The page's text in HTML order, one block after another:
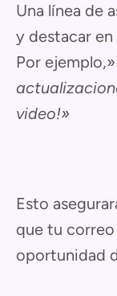
Una línea de
y destacar
Por ejemplo,»
video!»
Esto
que tu
oportunidad